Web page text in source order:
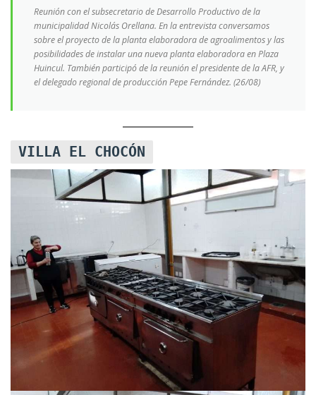
Reunión con el subsecretario de Desarrollo Productivo de la
municipalidad Nicolás Orellana. En la entrevista conversamos
sobre el proyecto de la planta elaboradora de agroalimentos y las
posibilidades de instalar una nueva planta elaboradora en Plaza
Huincul. También participó de la reunión el presidente de la AFR, y
el delegado regional de producción Pepe Fernández. (26/08)
VILLA EL CHOCÓN